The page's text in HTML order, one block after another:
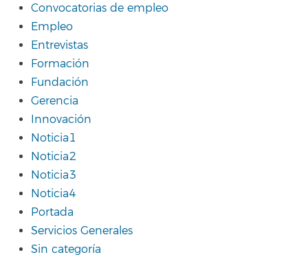
Convocatorias de empleo
Empleo
Entrevistas
Formación
Fundación
Gerencia
Innovación
Noticia1
Noticia2
Noticia3
Noticia4
Portada
Servicios Generales
Sin categoría